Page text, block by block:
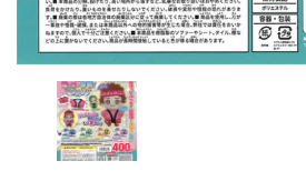
よくあるご質問